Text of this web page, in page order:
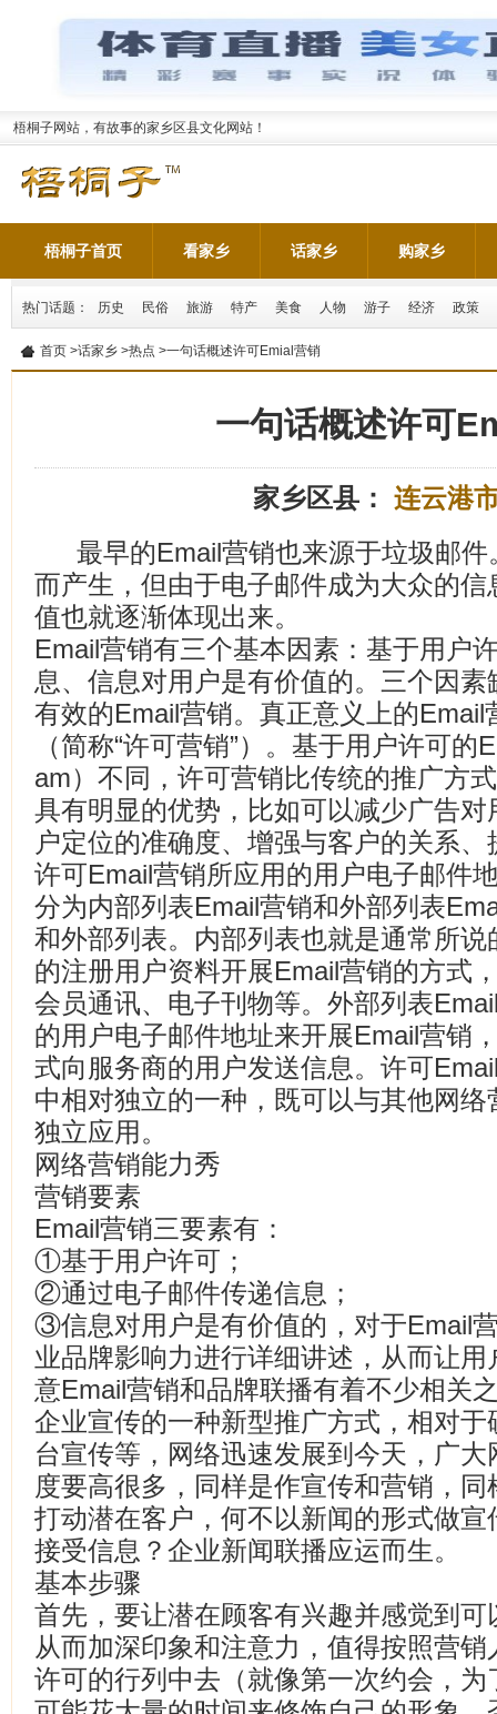
梧桐子网站，有故事的家乡区县文化网站！
梧桐子首页 看家乡 话家乡 购家乡
热门话题： 历史 民俗 旅游 特产 美食 人物 游子 经济 政策
首页 >话家乡 >热点 >一句话概述许可Emial营销
一句话概述许可
家乡区县： 连云港
最早的Email营销也来源于垃圾邮
而产生，但由于电子邮件成为大众的
值也就逐渐体现出来。
Email营销有三个基本因素：基于用户
息、信息对用户是有价值的。三个因
有效的Email营销。真正意义上的
（简称“许可营销”）。基于用户许可
am）不同，许可营销比传统的推广方
具有明显的优势，比如可以减少广告
户定位的准确度、增强与客户的关系
许可Email营销所应用的用户电子邮件
分为内部列表Email营销和外部列表
和外部列表。内部列表也就是通常所
的注册用户资料开展Email营销的方式
会员通讯、电子刊物等。外部列表
的用户电子邮件地址来开展Email营销
式向服务商的用户发送信息。许可
中相对独立的一种，既可以与其他网
独立应用。
网络营销能力秀
营销要素
Email营销三要素有：
①基于用户许可；
②通过电子邮件传递信息；
③信息对用户是有价值的，对于Email
业品牌影响力进行详细讲述，从而让
意Email营销和品牌联播有着不少相关
企业宣传的一种新型推广方式，相对
台宣传等，网络迅速发展到今天，广
度要高很多，同样是作宣传和营销，
打动潜在客户，何不以新闻的形式做
接受信息？企业新闻联播应运而生。
基本步骤
首先，要让潜在顾客有兴趣并感觉到
从而加深印象和注意力，值得按照营
许可的行列中去（就像第一次约会，